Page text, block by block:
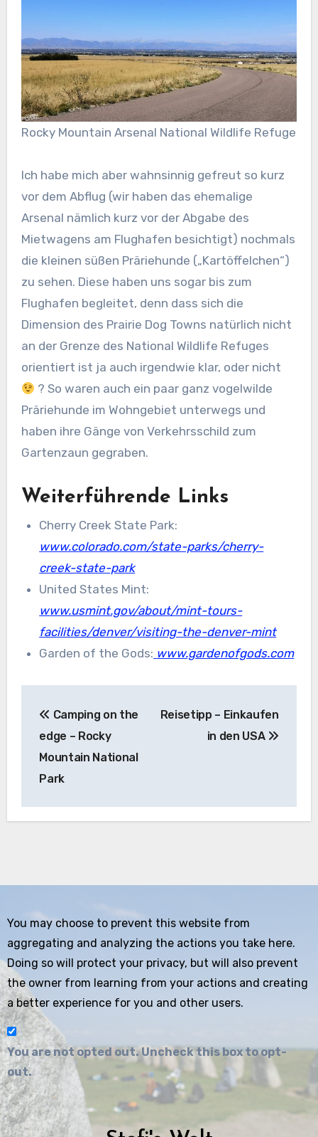
Rocky Mountain Arsenal National Wildlife Refuge
Ich habe mich aber wahnsinnig gefreut so kurz
vor dem Abflug (wir haben das ehemalige
Arsenal nämlich kurz vor der Abgabe des
Mietwagens am Flughafen besichtigt) nochmals
die kleinen süßen Präriehunde („Kartöffelchen“)
zu sehen. Diese haben uns sogar bis zum
Flughafen begleitet, denn dass sich die
Dimension des Prairie Dog Towns natürlich nicht
an der Grenze des National Wildlife Refuges
orientiert ist ja auch irgendwie klar, oder nicht
? So waren auch ein paar ganz vogelwilde
Präriehunde im Wohngebiet unterwegs und
haben ihre Gänge von Verkehrsschild zum
Gartenzaun gegraben.
Weiterführende Links
Cherry Creek State Park:
www.colorado.com/state-parks/cherry-
creek-state-park
United States Mint:
www.usmint.gov/about/mint-tours-
facilities/denver/visiting-the-denver-mint
Garden of the Gods: www.gardenofgods.com
Camping on the
edge – Rocky
Mountain National
Park
Reisetipp – Einkaufen
in den USA
You may choose to prevent this website from
aggregating and analyzing the actions you take here.
Doing so will protect your privacy, but will also prevent
the owner from learning from your actions and creating
a better experience for you and other users.
You are not opted out. Uncheck this box to opt-
out.